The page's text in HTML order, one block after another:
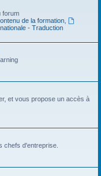
forum
de la formation,
- Traduction
et vous propose un accès à
chefs d'entreprise.